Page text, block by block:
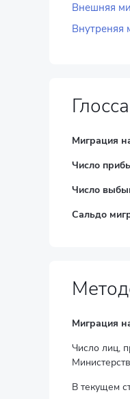
Внешняя
Внутреняя
Миграция
Число
Число
Сальдо
Миграция
Число лиц,
В текущем